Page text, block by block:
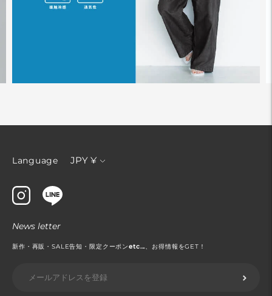
Language
通
JPY ¥
News letter
新作・再販・SALE告知・限定クーポンetc...、お得情報をGET！